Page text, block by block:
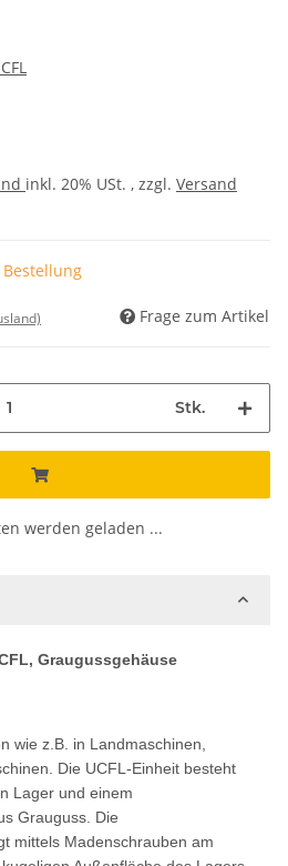
inkl. 20% USt. , zzgl. Versand
Frage zum Artikel
Stk.
werden geladen ...
Graugussgehäuse
wie z.B. in Landmaschinen,
Die UCFL-Einheit besteht
Lager und einem
Grauguss. Die
mittels Madenschrauben am